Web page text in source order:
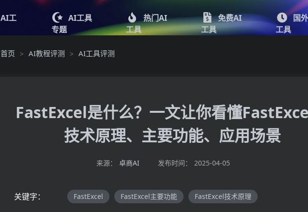
AI工
AI工具
专题
热门AI
工具
免费AI
工具
国
工具
首页 > AI教程评测 > AI工具评测
FastExcel是什么？一文让你看懂
技术原理、主要功能、应用场景
来源： 卓商AI 发布时间： 2025-04-05
关键字： FastExcel FastExcel主要功能 FastExcel技术原理